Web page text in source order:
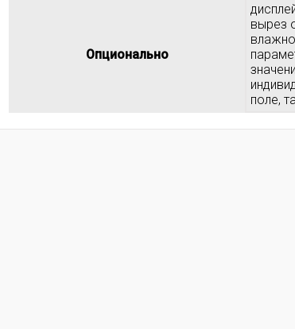
Опционально
вырез
поле,